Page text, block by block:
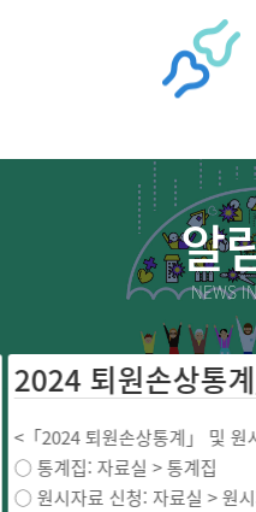
알
NEWS
<「2024 퇴원손상통계」 및 원
○ 통계집: 자료실 > 통계집
○ 원시자료 신청: 자료실 > 원